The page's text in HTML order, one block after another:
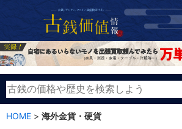
HOME > 海外金貨・硬貨